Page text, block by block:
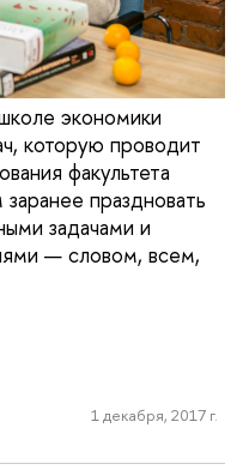
экономики
которую проводит
факультета
праздновать
задачами и
— словом, всем,
1 декабря, 2017 г.